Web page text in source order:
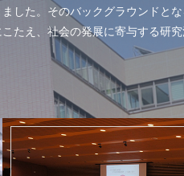
した。そのバックグラウンドと
たえ、社会の発展に寄与する研